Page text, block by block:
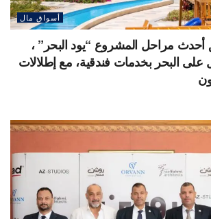
أسواق مال
أحدث مراحل المشروع “يود البحر” ،
البحر بخدمات فندقية، مع إطلالات